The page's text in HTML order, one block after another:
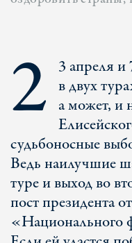
2 3 апреля
в двух
а может, и
судьбоносные
Ведь наилучшие
туре и выход во
пост президента